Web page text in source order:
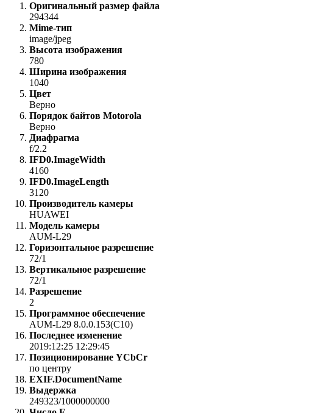
Оригинальный размер файла
294344
Mime-тип
image/jpeg
Высота изображения
780
Ширина изображения
1040
Цвет
Верно
Порядок байтов Motorola
Верно
Диафрагма
f/2.2
IFD0.ImageWidth
4160
IFD0.ImageLength
3120
Производитель камеры
HUAWEI
Модель камеры
AUM-L29
Горизонтальное разрешение
72/1
Вертикальное разрешение
72/1
Разрешение
2
Программное обеспечение
AUM-L29 8.0.0.153(C10)
Последнее изменение
2019:12:25 12:29:45
Позиционирование YCbCr
по центру
EXIF.DocumentName
Выдержка
249323/1000000000